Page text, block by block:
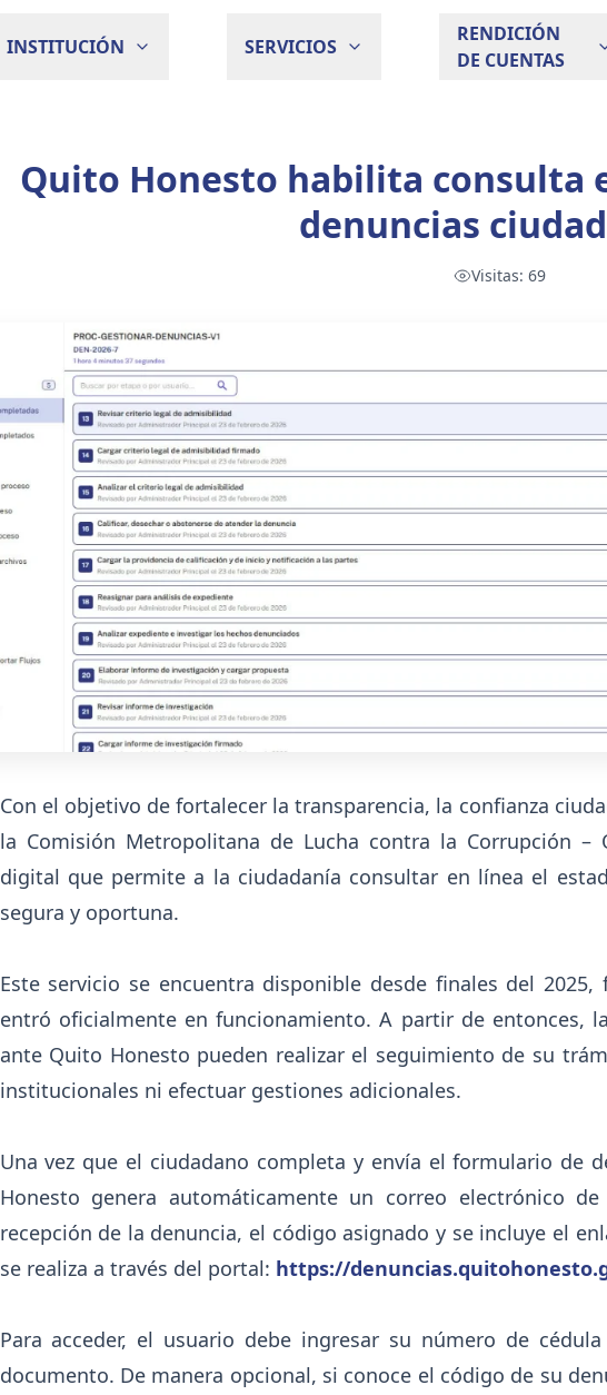
INSTITUCIÓN SERVICIOS
RENDICIÓN
DE CUENTAS
Quito Honesto habilita consulta
denuncias
Visitas: 69
Con el objetivo de fortalecer la transparencia, la confianza
la Comisión Metropolitana de Lucha contra la Corrupción
digital que permite a la ciudadanía consultar en línea el
segura y oportuna.
Este servicio se encuentra disponible desde finales del
entró oficialmente en funcionamiento. A partir de entonces,
ante Quito Honesto pueden realizar el seguimiento de su
institucionales ni efectuar gestiones adicionales.
Una vez que el ciudadano completa y envía el formulario de
Honesto genera automáticamente un correo electrónico
recepción de la denuncia, el código asignado y se incluye el
se realiza a través del portal: https://
Para acceder, el usuario debe ingresar su número de
documento. De manera opcional, si conoce el código de su